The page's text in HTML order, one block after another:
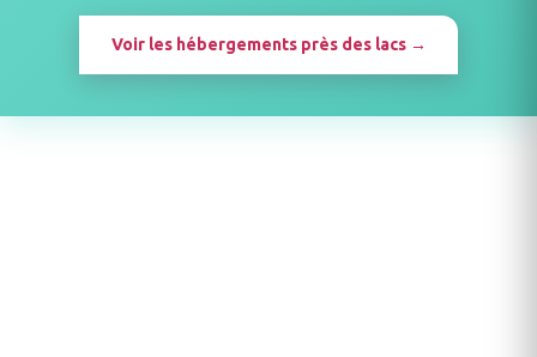
Voir les hébergements près des lacs →